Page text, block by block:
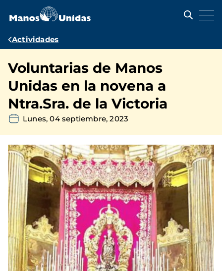
contenido
Ruta
navegación
Actividades
Voluntarias de Manos
Unidas en la novena a
Ntra.Sra. de la Victoria
Lunes, 04 septiembre, 2023